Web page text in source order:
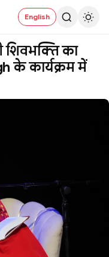
English
शिवभक्ति का
के कार्यक्रम में